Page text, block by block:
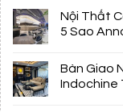
Nội Thất
5 Sao
Bàn Giao
Indochine